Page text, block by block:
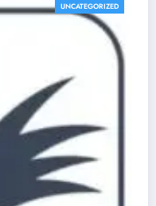
UNCATEGORIZED